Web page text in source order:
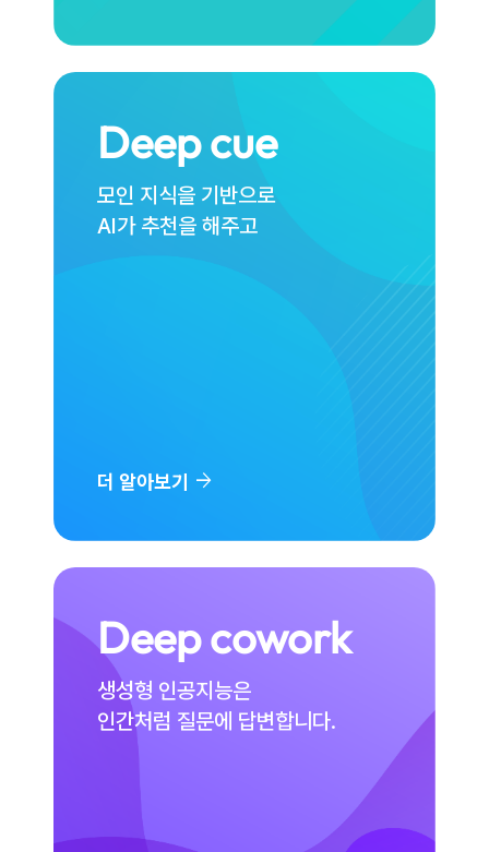
Deep cue
모인 지식을 기반으로
AI가 추천을 해주고
더 알아보기 arrow_forward
Deep cowork
생성형 인공지능은
인간처럼 질문에 답변합니다.